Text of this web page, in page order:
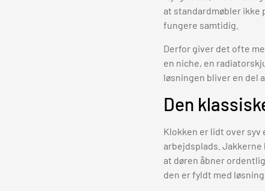
at standardmøbler ikke
fungere samtidig.
Derfor giver det ofte
en niche, en
løsningen bliver en del
Den
Klokken er lidt over
arbejdsplads.
at døren åbner
den er fyldt med